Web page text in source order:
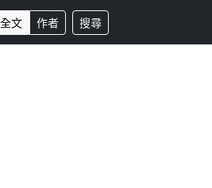
全文 作者 搜尋